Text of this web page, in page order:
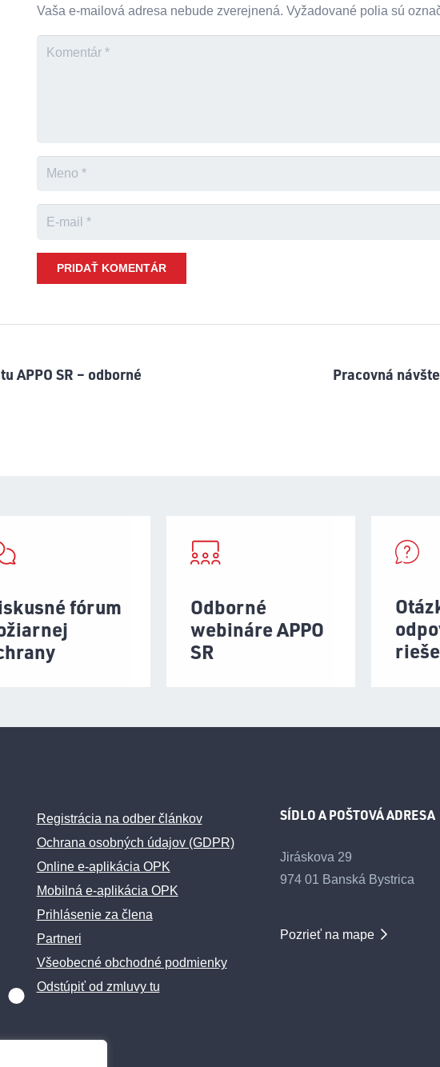
Vaša e-mailová adresa nebude zverejnená. Vyžadované polia sú
PRIDAŤ KOMENTÁR
APPO SR – odborné
Pracovná
fórum
Odborné
webináre APPO
SR
Registrácia na odber článkov
Ochrana osobných údajov (GDPR)
Online e-aplikácia OPK
Mobilná e-aplikácia OPK
Prihlásenie za člena
Partneri
Všeobecné obchodné podmienky
Odstúpiť od zmluvy tu
SÍDLO A POŠTOVÁ ADRESA
Jiráskova 29
974 01 Banská Bystrica
Pozrieť na mape